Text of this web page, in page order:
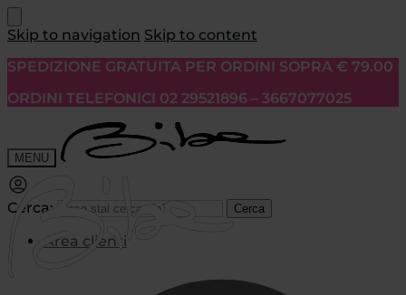
Skip to navigation Skip to content
SPEDIZIONE GRATUITA PER ORDINI SOPRA € 79.00
ORDINI TELEFONICI 02 29521896 – 3667077025
MENU
Cerca: Cerca
Area clienti